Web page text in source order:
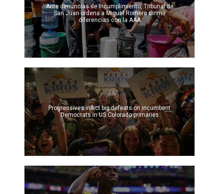
Ante denuncias de incumplimiento, Tribunal de
San Juan ordena a Miguel Romero dirimir
diferencias con la AAA
Progressives inflict big defeats on incumbent
Democrats in US Colorado primaries